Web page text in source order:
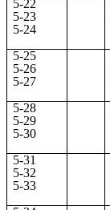
5-22
5-23
5-24
5-25
5-26
5-27
5-28
5-29
5-30
5-31
5-32
5-33